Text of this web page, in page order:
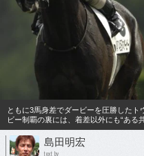
ともに3馬身差でダービーを圧勝した
ビー制覇の裏には、着差以外にも“ある
島田明宏
text by